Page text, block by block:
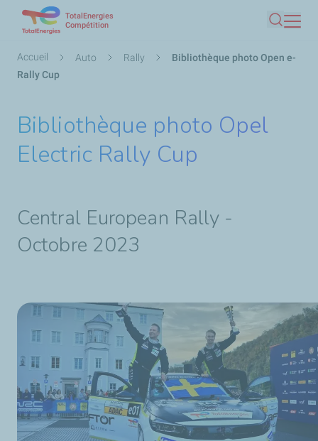
contenu
TotalEnergies
Compétition
Fil
d'Ariane
Accueil Auto Rally
Bibliothèque photo Open e-
Rally Cup
Bibliothèque photo Opel
Electric Rally Cup
Central European Rally -
Octobre 2023